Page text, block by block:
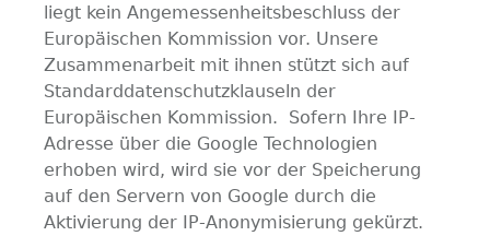
liegt kein Angemessenheitsbeschluss der
Europäischen Kommission vor. Unsere
Zusammenarbeit mit ihnen stützt sich auf
Standarddatenschutzklauseln der
Europäischen Kommission. Sofern Ihre IP-
Adresse über die Google Technologien
erhoben wird, wird sie vor der Speicherung
auf den Servern von Google durch die
Aktivierung der IP-Anonymisierung gekürzt.